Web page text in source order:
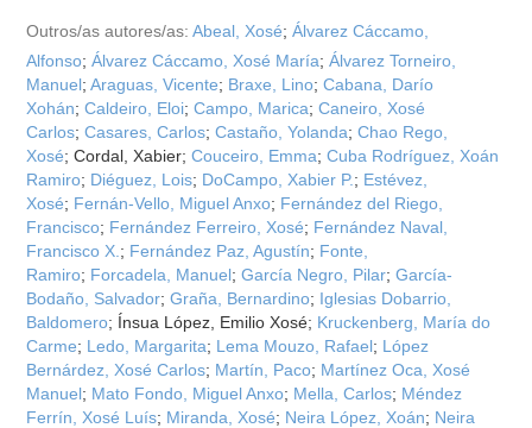
Outros/as autores/as: Abeal, Xosé;Álvarez Cáccamo,
Alfonso;Álvarez Cáccamo, Xosé María;Álvarez Torneiro,
Manuel;Araguas, Vicente; Braxe, Lino;Cabana, Darío
Xohán;Caldeiro, Eloi;Campo, Marica;Caneiro, Xosé
Carlos;Casares, Carlos;Castaño, Yolanda;Chao Rego,
Xosé; Cordal, Xabier;Couceiro, Emma;Cuba Rodríguez, Xoán
Ramiro; Diéguez, Lois; DoCampo, Xabier P.; Estévez,
Xosé; Fernán-Vello, Miguel Anxo; Fernández del Riego,
Francisco; Fernández Ferreiro, Xosé; Fernández Naval,
Francisco X. ; Fernández Paz, Agustín; Fonte,
Ramiro; Forcadela, Manuel;García Negro, Pilar;García-
Bodaño, Salvador;Graña, Bernardino; Iglesias Dobarrio,
Baldomero; Ínsua López, Emilio Xosé; Kruckenberg, María do
Carme; Ledo, Margarita; Lema Mouzo, Rafael; López
Bernárdez, Xosé Carlos; Martín, Paco; Martínez Oca, Xosé
Manuel; Mato Fondo, Miguel Anxo; Mella, Carlos; Méndez
Ferrín, Xosé Luís; Miranda, Xosé; Neira López, Xoán; Neira